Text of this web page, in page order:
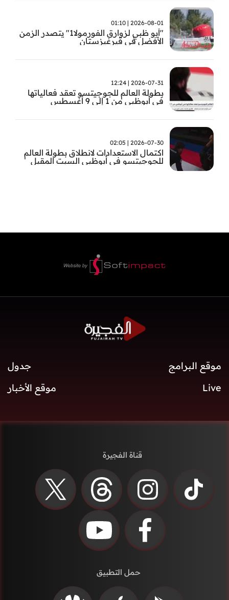
2026-08-01 | 01:10
"أبو ظبي لزوارق الفورمولا1" يتصدر الزمن
الأفضل في قيرغيزستان
2026-07-31 | 12:24
بطولة العالم للجوجيتسو تعقد فعالياتها
في أبوظبي من 1 إلى 9 أغسطس
2026-07-30 | 02:05
اكتمال الاستعدادات لانطلاق بطولة العالم
للجوجيتسو في أبوظبي السبت المقبل
موقع البرامج
جدول
Live
موقع الأخبار
قناة الفجيرة
حمل التطبيق